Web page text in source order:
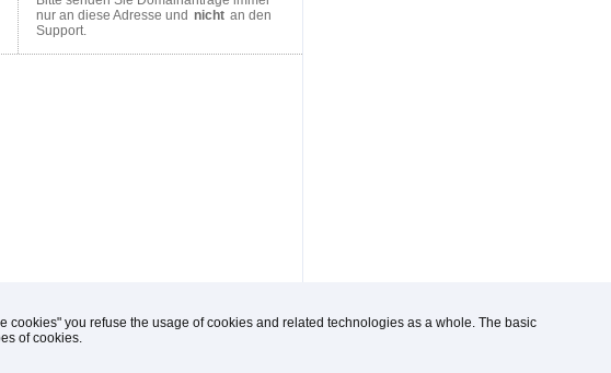
nur an diese Adresse und nicht an den
Support.
you refuse the usage of cookies and related technologies as a whole. The basic
of cookies.